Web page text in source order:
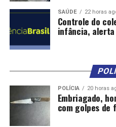
SAÚDE 22 horas
Controle do
infância,
POLÍCIA 20 horas
Embriagado,
com golpes de